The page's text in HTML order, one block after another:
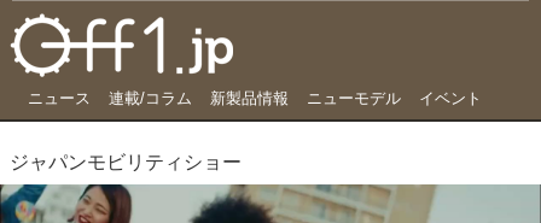
ニュース 連載/コラム 新製品情報 ニューモデル イベント
ジャパンモビリティショー